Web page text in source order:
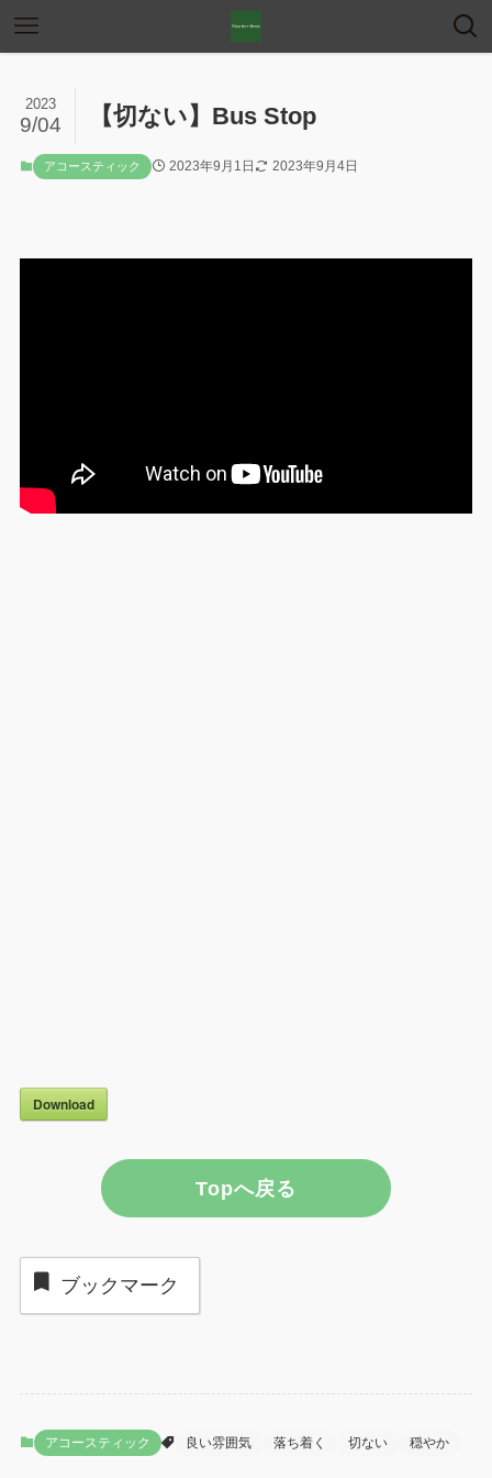
【切ない】Bus Stop
2023
9/04
アコースティック 2023年9月1日 2023年9月4日
Download
Topへ戻る
ブックマーク
アコースティック 良い雰囲気 落ち着く 切ない 穏やか